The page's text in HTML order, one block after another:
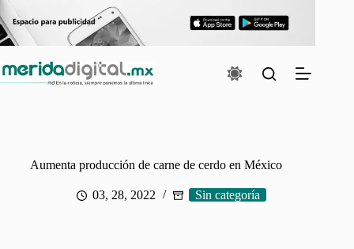
al
contenido
Aumenta producción de carne de cerdo en México
03, 28, 2022 Sin categoría